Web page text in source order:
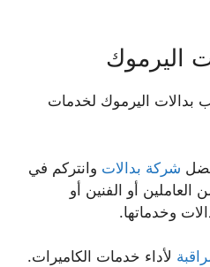
اليرموك
بدالات اليرموك لخدمات
شركة بدالات وانتركم في
العاملين أو الفنين أو
وخدماتها.
لأداء خدمات الكاميرات.